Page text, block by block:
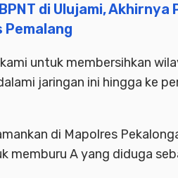
di Ulujami, Akhirnya
Pemalang
untuk membersihkan
jaringan ini hingga ke
di Mapolres
memburu A yang diduga